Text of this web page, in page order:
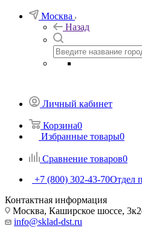
Москва
Назад
Личный кабинет
Корзина0
Избранные товары0
Сравнение товаров0
+7 (800) 302-43-70Отдел
Контактная информация
Москва, Каширское шоссе,
info@sklad-dst.ru